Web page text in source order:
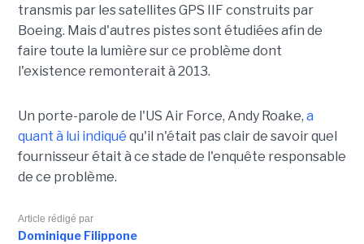
transmis par les satellites GPS IIF construits par
Boeing. Mais d'autres pistes sont étudiées afin de
faire toute la lumière sur ce problème dont
l'existence remonterait à 2013.
Un porte-parole de l'US Air Force, Andy Roake, a
quant à lui indiqué qu'il n'était pas clair de savoir quel
fournisseur était à ce stade de l'enquête responsable
de ce problème.
Article rédigé par
Dominique Filippone